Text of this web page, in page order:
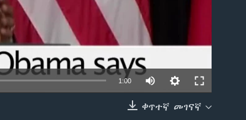
EMBED
1:00
ቀጥተኛ መገናኛ